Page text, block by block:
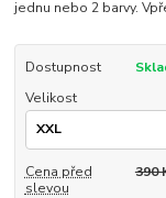
jednu nebo 2 barvy.
Dostupnost
Velikost
Cena před
slevou
390